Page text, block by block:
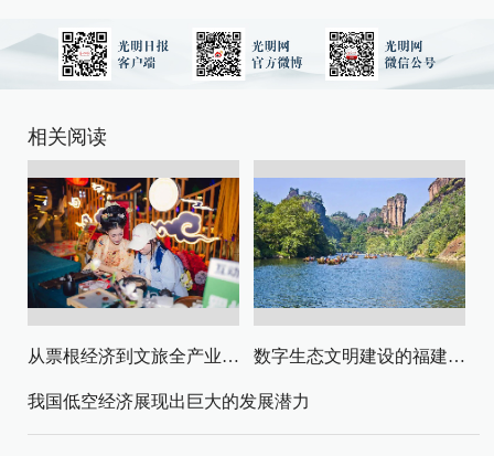
相关阅读
从票根经济到文旅全产业链升级 数字生态文明建设的福建路径与启示
我国低空经济展现出巨大的发展潜力